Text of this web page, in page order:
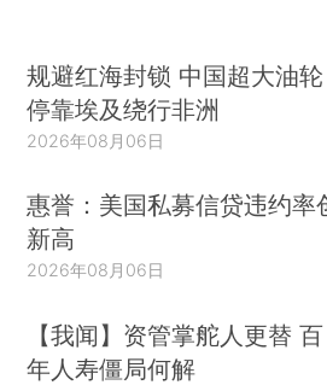
规避红海封锁 中国超大油轮
停靠埃及绕行非洲
2026年08月06日
惠誉：美国私募信贷违约率
新高
2026年08月06日
【我闻】资管掌舵人更替 百
年人寿僵局何解